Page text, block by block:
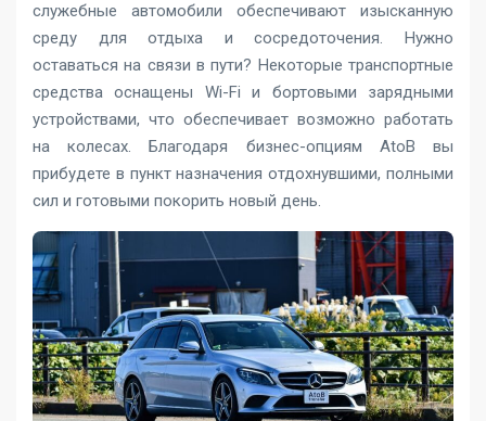
служебные автомобили обеспечивают изысканную
среду для отдыха и сосредоточения. Нужно
оставаться на связи в пути? Некоторые транспортные
средства оснащены Wi-Fi и бортовыми зарядными
устройствами, что обеспечивает возможно работать
на колесах. Благодаря бизнес-опциям AtoB вы
прибудете в пункт назначения отдохнувшими, полными
сил и готовыми покорить новый день.